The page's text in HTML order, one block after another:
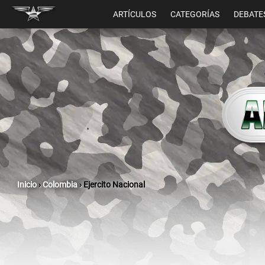
ARTÍCULOS CATEGORÍAS
Inicio›Colombia› Ejercito Nacional